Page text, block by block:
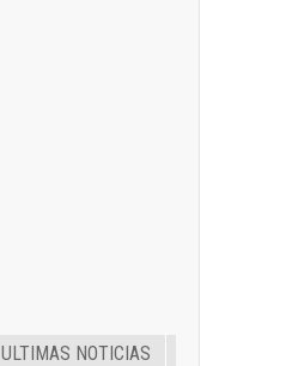
ULTIMAS NOTICIAS